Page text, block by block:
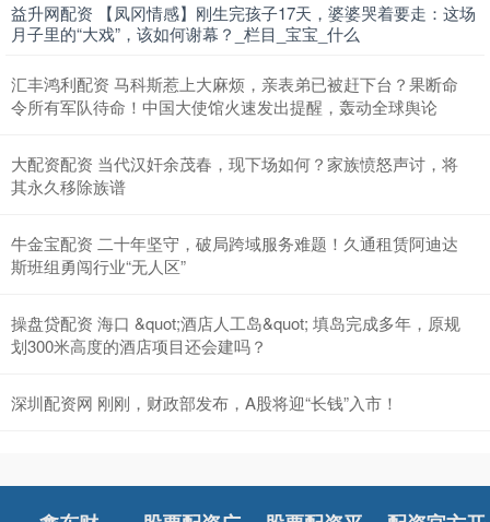
益升网配资 【凤冈情感】刚生完孩子17天，婆婆哭着要走：这场
月子里的“大戏”，该如何谢幕？_栏目_宝宝_什么
汇丰鸿利配资 马科斯惹上大麻烦，亲表弟已被赶下台？果断命
令所有军队待命！中国大使馆火速发出提醒，轰动全球舆论
大配资配资 当代汉奸余茂春，现下场如何？家族愤怒声讨，将
其永久移除族谱
牛金宝配资 二十年坚守，破局跨域服务难题！久通租赁阿迪达
斯班组勇闯行业“无人区”
操盘贷配资 海口 &quot;酒店人工岛&quot; 填岛完成多年，原规
划300米高度的酒店项目还会建吗？
深圳配资网 刚刚，财政部发布，A股将迎“长钱”入市！